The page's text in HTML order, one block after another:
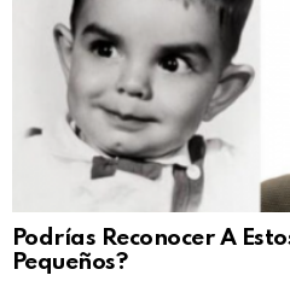
Podrías Reconocer A
Pequeños?